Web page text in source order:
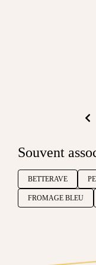
Souvent
BETTERAVE
FROMAGE BLEU